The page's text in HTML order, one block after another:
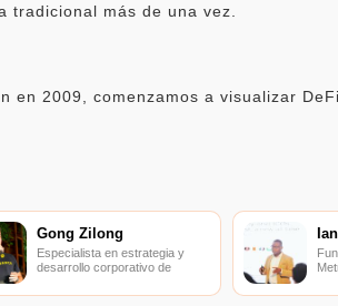
tradicional más de una vez.
en 2009, comenzamos a visualizar
Gong Zilong
Especialista en estrategia y
desarrollo corporativo de